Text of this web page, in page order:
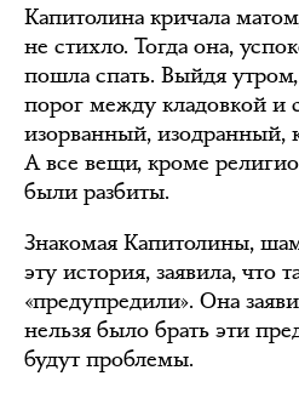
Капитолина кричала
не стихло. Тогда она,
пошла спать. Выйдя
порог между кладовкой и
изорванный, изодранный,
А все вещи, кроме
были разбиты.
Знакомая Капитолины,
эту история, заявила, что
«предупредили». Она
нельзя было брать эти
будут проблемы.